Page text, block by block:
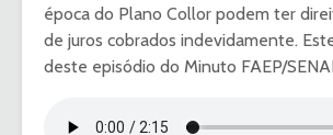
época do Plano Collor podem ter
de juros cobrados indevidamente.
deste episódio do Minuto FAEP/